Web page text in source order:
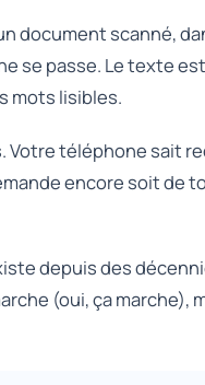
document scanné,
se passe. Le texte est
mots lisibles.
Votre téléphone sait
encore soit de
depuis des
(oui, ça marche),